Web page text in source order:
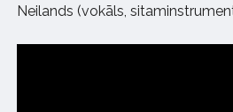
Neilands (vokāls,